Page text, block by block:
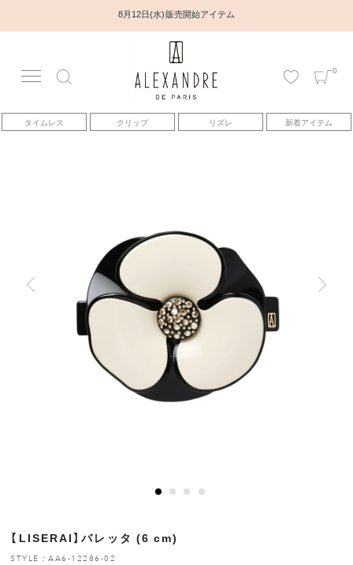
8月12日(水) 販売開始アイテム
0
タイムレス クリップ リズレ 新着アイテム
アカウント
アイテム
トピックス
ヘアアレンジ動画
ヒストリー
お修理について
【LISERAI】バレッタ (6 cm)
STYLE：AA6-12286-02